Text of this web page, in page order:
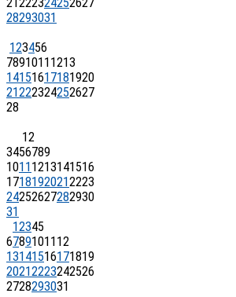
21222324252627
28293031
123456
7891011 1213
14151617181920
21222324252627
28
12
3456789
1011 1213141516
17181920212223
24252627282930
31
12345
67891011 12
13141516171819
20212223242526
2728293031